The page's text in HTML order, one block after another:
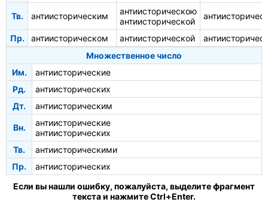
Тв. антиисторическим
антиисторическою
антиисторической
Пр. антиисторическом антиисторической
Множественное число
Им.
антиисторические
Рд.
антиисторических
Дт.
антиисторическим
Вн.
антиисторические
антиисторических
Тв.
антиисторическими
Пр.
антиисторических
Если вы нашли ошибку, пожалуйста, выделите фрагмент
текста и нажмите Ctrl+Enter.